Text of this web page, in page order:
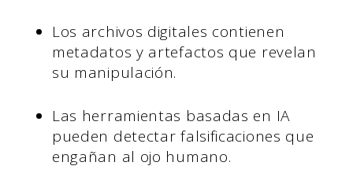
Los archivos digitales contienen
metadatos y artefactos que revelan
su manipulación.
Las herramientas basadas en IA
pueden detectar falsificaciones que
engañan al ojo humano.